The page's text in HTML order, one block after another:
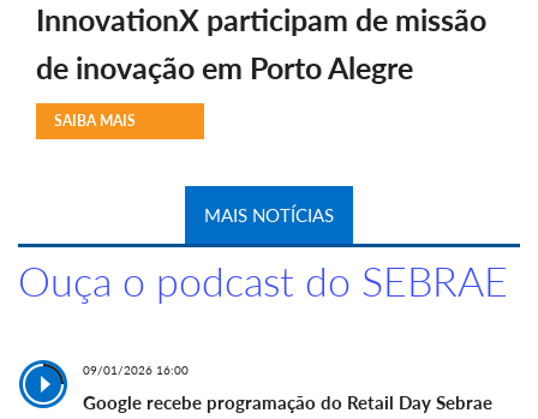
InnovationX participam de missão
de inovação em Porto Alegre
SAIBA MAIS
MAIS NOTÍCIAS
Ouça o podcast do SEBRAE
09/01/2026 16:00
Google recebe programação do Retail Day Sebrae